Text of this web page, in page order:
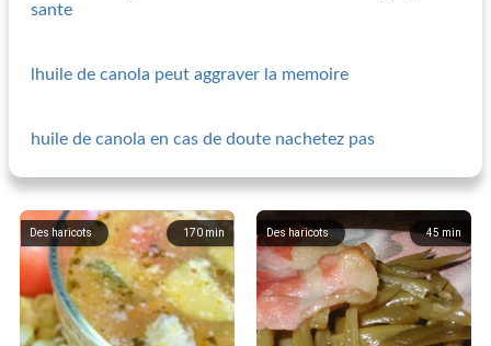
sante
lhuile de canola peut aggraver la memoire
huile de canola en cas de doute nachetez pas
170 min
Des haricots 45 min
Des haricots